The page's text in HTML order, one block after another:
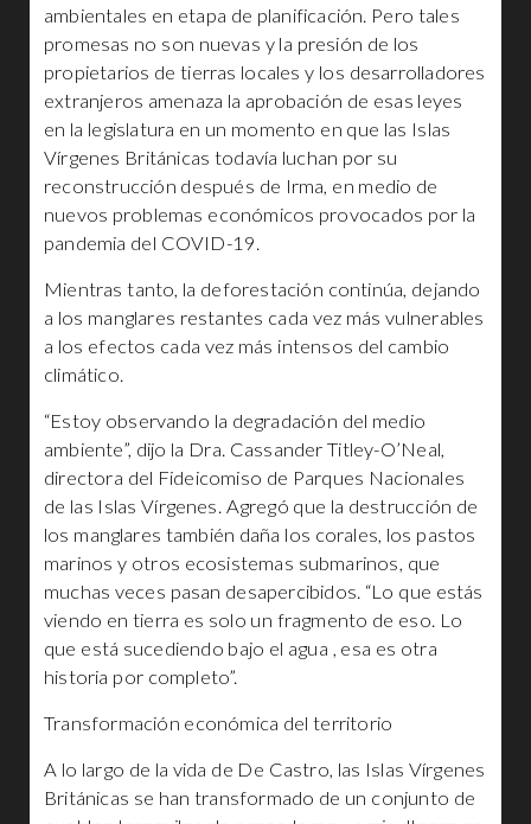
ambientales en etapa de planificación. Pero tales
promesas no son nuevas y la presión de los
propietarios de tierras locales y los desarrolladores
extranjeros amenaza la aprobación de esas leyes
en la legislatura en un momento en que las Islas
Vírgenes Británicas todavía luchan por su
reconstrucción después de Irma, en medio de
nuevos problemas económicos provocados por la
pandemia del COVID-19.
Mientras tanto, la deforestación continúa, dejando
a los manglares restantes cada vez más vulnerables
a los efectos cada vez más intensos del cambio
climático.
“Estoy observando la degradación del medio
ambiente”, dijo la Dra. Cassander Titley-O’Neal,
directora del Fideicomiso de Parques Nacionales
de las Islas Vírgenes. Agregó que la destrucción de
los manglares también daña los corales, los pastos
marinos y otros ecosistemas submarinos, que
muchas veces pasan desapercibidos. “Lo que estás
viendo en tierra es solo un fragmento de eso. Lo
que está sucediendo bajo el agua , esa es otra
historia por completo”.
Transformación económica del territorio
A lo largo de la vida de De Castro, las Islas Vírgenes
Británicas se han transformado de un conjunto de